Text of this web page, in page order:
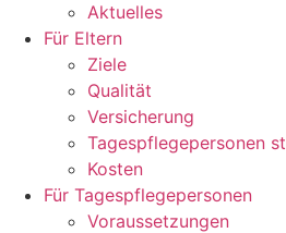
Aktuelles
Für Eltern
Ziele
Qualität
Versicherung
Tagespflegepersonen
Kosten
Für Tagespflegepersonen
Voraussetzungen